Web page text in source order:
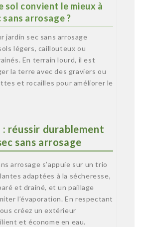
sol convient le mieux à
sans arrosage ?
jardin sec sans arrosage
légers, caillouteux ou
En terrain lourd, il est
la terre avec des graviers ou
et rocailles pour améliorer le
: réussir durablement
sans arrosage
arrosage s’appuie sur un trio
adaptées à la sécheresse,
et drainé, et un paillage
l’évaporation. En respectant
créez un extérieur
et économe en eau.